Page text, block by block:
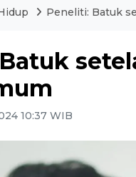
Peneliti: Batuk
10:37 WIB